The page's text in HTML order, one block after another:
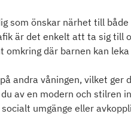
som önskar närhet till
är det enkelt att ta sig till
omkring där barnen kan
andra våningen, vilket ger
av en modern och stilren
umgänge eller